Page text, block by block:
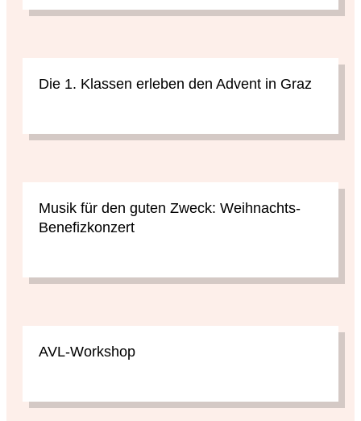
Die 1. Klassen erleben den Advent in Graz
Musik für den guten Zweck: Weihnachts-
Benefizkonzert
AVL-Workshop